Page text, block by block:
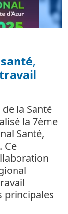
de la Santé
la 7ème
Santé,
Ce
principales